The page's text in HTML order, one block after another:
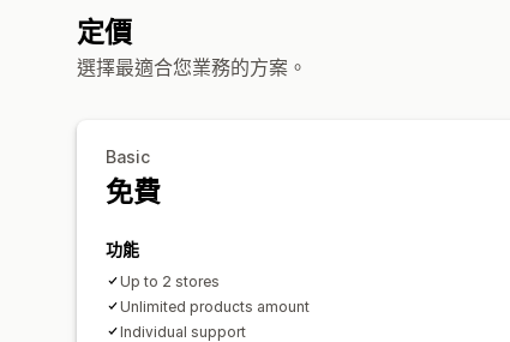
定價
選擇最適合您業務的方案。
Basic
免費
功能
Up to 2 stores
Unlimited products amount
Individual support